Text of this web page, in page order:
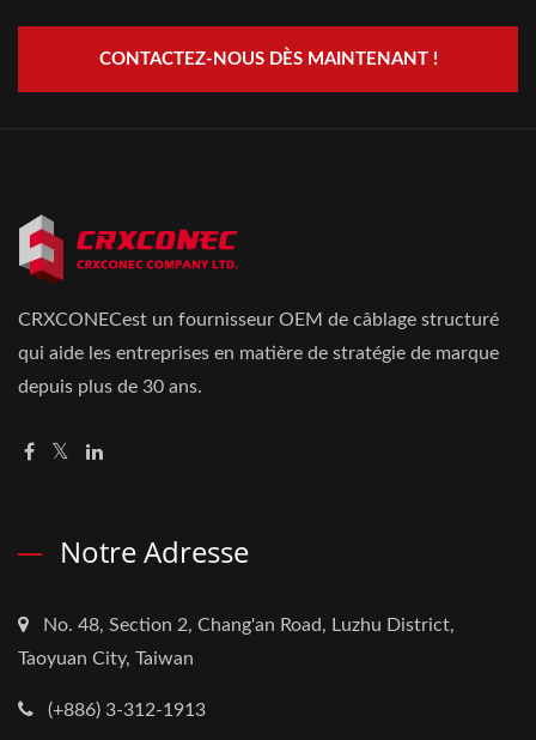
CONTACTEZ-NOUS DÈS MAINTENANT !
CRXCONECest un fournisseur OEM de câblage structuré
qui aide les entreprises en matière de stratégie de marque
depuis plus de 30 ans.
Notre Adresse
No. 48, Section 2, Chang'an Road, Luzhu District,
Taoyuan City, Taiwan
(+886) 3-312-1913